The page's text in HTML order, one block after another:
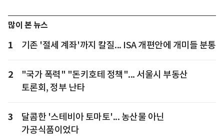
많이 본 뉴스
1 기존 '절세 계좌'까지 칼질... ISA 개편안에 개미들 분통
2
"국가 폭력" "돈키호테 정책"... 서울시 부동산
토론회, 정부 난타
3
달콤한 '스테비아 토마토'... 농산물 아닌
가공식품이었다